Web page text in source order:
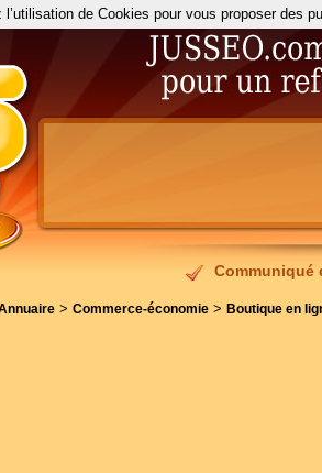
Communiqué
> Commerce-économie > Boutique en
de Cookies pour vous proposer